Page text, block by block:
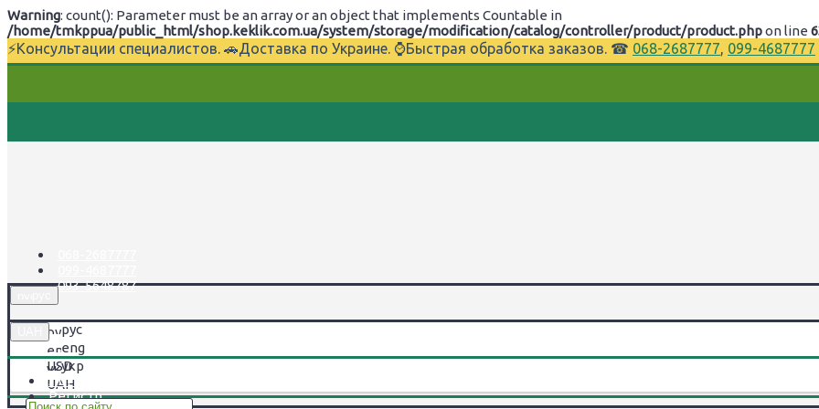
Warning: count(): Parameter must be an array or an object that implements Countable in
/home/tmkppua/public_html/shop.keklik.com.ua/system/storage/modification/catalog/controller/product/product.phpon line
⚡Консультации специалистов. 🚗Доставка по Украине. ⌚Быстрая обработка заказов. ☎ 068-2687777, 099-4687777
093-5648787
рус
eng
укр
USD
UAH
Логин
Регистр.